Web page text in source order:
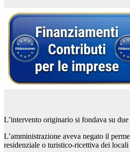
L’intervento originario si fondava su
L’amministrazione aveva negato il
residenziale o turistico-ricettiva dei